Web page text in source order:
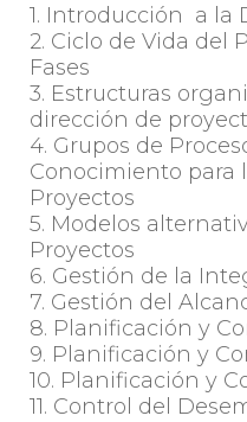
1. Introducción a la
2. Ciclo de Vida del
Fases
3. Estructuras
dirección de
4. Grupos de
Conocimiento para
Proyectos
5. Modelos
Proyectos
6. Gestión de la
7. Gestión del
8. Planificación y
9. Planificación y
10. Planificación y
11. Control del